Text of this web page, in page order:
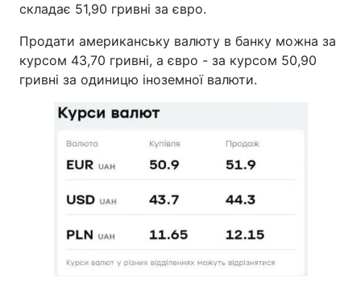
складає 51,90 гривні за євро.
Продати американську валюту в банку можна за
курсом 43,70 гривні, а євро - за курсом 50,90
гривні за одиницю іноземної валюти.